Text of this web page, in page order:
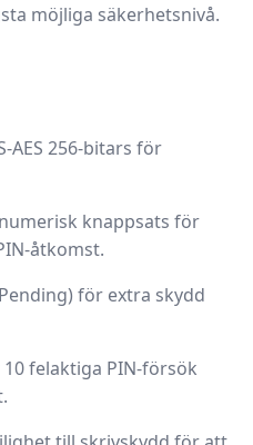
möjliga säkerhetsnivå.
AES 256-bitars för
knappsats för
åtkomst.
för extra skydd
10 felaktiga PIN-försök